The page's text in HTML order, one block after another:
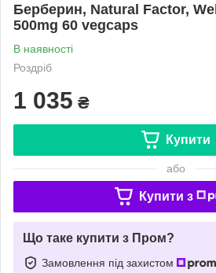
Берберин, Natural Factor,
500mg 60 vegcaps
В наявності
Роздріб
1 035 ₴
Купити
або
Купити з
Що таке купити з Пром?
Замовлення під захистом